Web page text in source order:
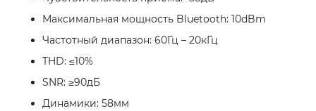
Максимальная мощность Bluetooth: 10dBm
Частотный диапазон: 60Гц – 20кГц
THD: ≤10%
SNR: ≥90дБ
Динамики: 58мм